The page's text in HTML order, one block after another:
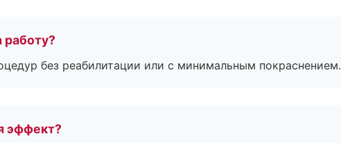
работу?
без реабилитации или с минимальным покраснением.
эффект?